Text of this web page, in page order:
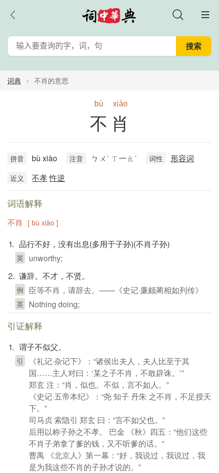
词典 不肖的意思
bù xiào
不肖
拼音 bù xiào 注音 ㄅㄨˋ ㄒ一ㄠˋ 词性 形容词
近义 不孝忤逆
词语解释
不肖 [ bù xiào ]
⒈ 品行不好，没有出息(多用于子孙)(不肖子孙)
英 unworthy;
⒉ 谦辞。不才，不贤。
例 臣等不肖，请辞去。——《史记·廉颇蔺相如列传》
英 Nothing doing;
引证解释
⒈ 谓子不似父。
引
《礼记·杂记下》：“诸侯出夫人，夫人比至于其
国……主人对曰：‘某之子不肖，不敢辟诛。’”
郑玄 注：“肖，似也。不似，言不如人。”
《史记·五帝本纪》：“尧 知子 丹朱 之不肖，不足授天
下。”
司马贞 索隐引 郑玄 曰：“言不如父也。”
后用以称子孙之不孝。 巴金 《秋》四五：“他们这些
不肖子弟拿了爹的钱，又不听爹的话。”
曹禺 《北京人》第一幕：“好，我说过，我说过，我
是为我这些不肖的子孙才说的。”